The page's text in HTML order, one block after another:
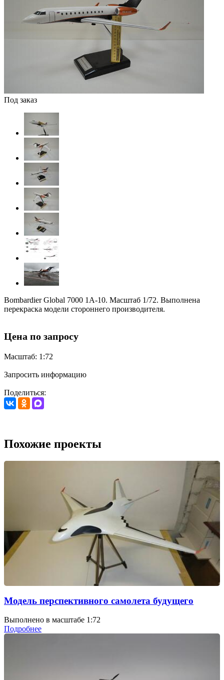
Под заказ
Bombardier Global 7000 1А-10. Масштаб 1/72. Выполнена
перекраска модели стороннего производителя.
Цена по запросу
Масштаб: 1:72
Запросить информацию
Поделиться:
Похожие проекты
Модель перспективного самолета будущего
Выполнено в масштабе 1:72
Подробнее